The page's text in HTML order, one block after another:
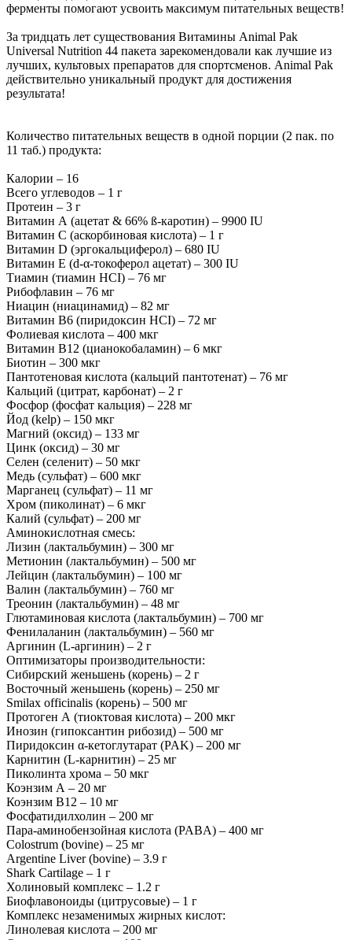
ферменты помогают усвоить максимум питательных веществ!
За тридцать лет существования Витамины Animal Pak
Universal Nutrition 44 пакета зарекомендовали как лучшие из
лучших, культовых препаратов для спортсменов. Animal Pak
действительно уникальный продукт для достижения
результата!
Количество питательных веществ в одной порции (2 пак. по
11 таб.) продукта:
Калории – 16
Всего углеводов – 1 г
Протеин – 3 г
Витамин А (ацетат & 66% ß-каротин) – 9900 IU
Витамин С (аскорбиновая кислота) – 1 г
Витамин D (эргокальциферол) – 680 IU
Витамин Е (d-α-токоферол ацетат) – 300 IU
Тиамин (тиамин HCI) – 76 мг
Рибофлавин – 76 мг
Ниацин (ниацинамид) – 82 мг
Витамин В6 (пиридоксин HCI) – 72 мг
Фолиевая кислота – 400 мкг
Витамин В12 (цианокобаламин) – 6 мкг
Биотин – 300 мкг
Пантотеновая кислота (кальций пантотенат) – 76 мг
Кальций (цитрат, карбонат) – 2 г
Фосфор (фосфат кальция) – 228 мг
Йод (kelp) – 150 мкг
Магний (оксид) – 133 мг
Цинк (оксид) – 30 мг
Селен (селенит) – 50 мкг
Медь (сульфат) – 600 мкг
Марганец (сульфат) – 11 мг
Хром (пиколинат) – 6 мкг
Калий (сульфат) – 200 мг
Аминокислотная смесь:
Лизин (лактальбумин) – 300 мг
Метионин (лактальбумин) – 500 мг
Лейцин (лактальбумин) – 100 мг
Валин (лактальбумин) – 760 мг
Треонин (лактальбумин) – 48 мг
Глютаминовая кислота (лактальбумин) – 700 мг
Фенилаланин (лактальбумин) – 560 мг
Аргинин (L-аргинин) – 2 г
Оптимизаторы производительности:
Сибирский женьшень (корень) – 2 г
Восточный женьшень (корень) – 250 мг
Smilax officinalis (корень) – 500 мг
Протоген А (тиоктовая кислота) – 200 мкг
Инозин (гипоксантин рибозид) – 500 мг
Пиридоксин α-кетоглутарат (PAK) – 200 мг
Карнитин (L-карнитин) – 25 мг
Пиколинта хрома – 50 мкг
Коэнзим А – 20 мг
Коэнзим В12 – 10 мг
Фосфатидилхолин – 200 мг
Пара-аминобензойная кислота (PABA) – 400 мг
Colostrum (bovine) – 25 мг
Argentine Liver (bovine) – 3.9 г
Shark Cartilage – 1 г
Холиновый комплекс – 1.2 г
Биофлавоноиды (цитрусовые) – 1 г
Комплекс незаменимых жирных кислот:
Линолевая кислота – 200 мг